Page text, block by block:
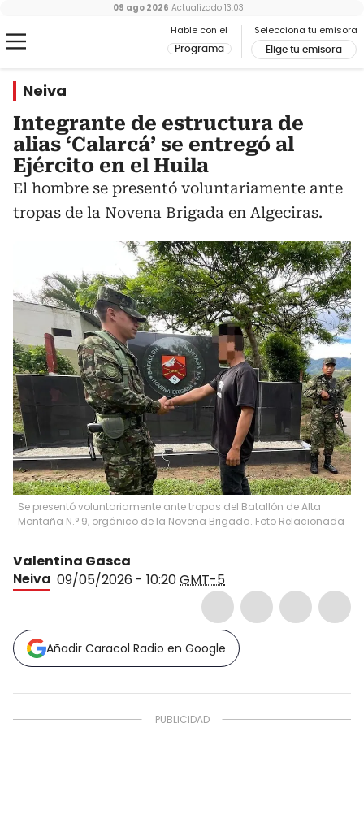
Hable con el
Programa
Selecciona tu emisora
Elige tu emisora
09 ago 2026 Actualizado 13:03
Neiva
Integrante de estructura de
alias ‘Calarcá’ se entregó al
Ejército en el Huila
El hombre se presentó voluntariamente ante
tropas de la Novena Brigada en Algeciras.
Se presentó voluntariamente ante tropas del Batallón de Alta
Montaña N.° 9, orgánico de la Novena Brigada. Foto Relacionada
Valentina Gasca
Neiva 09/05/2026 - 10:20GMT-5
Añadir Caracol Radio en Google